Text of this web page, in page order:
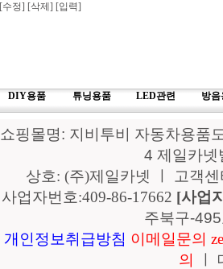
[수정] [삭제] [입력]
DIY용품 튜닝용품 LED관련 방음
쇼핑몰명: 지비투비 자동차용품
4 제일카
상호: (주)제일카넷 ㅣ 고객
사업자번호:409-86-17662 [사업
주북구-
개인정보취급방침 이메일문의
의